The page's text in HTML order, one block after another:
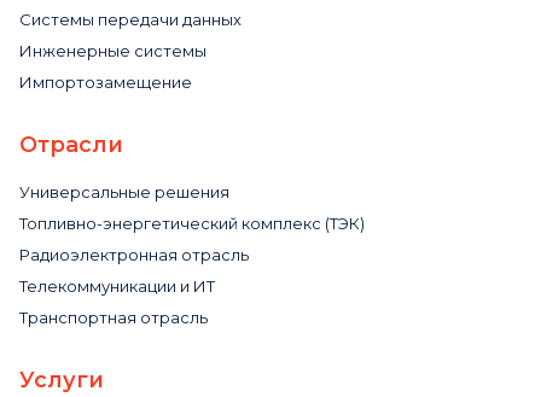
Системы передачи данных
Инженерные системы
Импортозамещение
Отрасли
Универсальные решения
Топливно-энергетический комплекс (ТЭК)
Радиоэлектронная отрасль
Телекоммуникации и ИТ
Транспортная отрасль
Услуги